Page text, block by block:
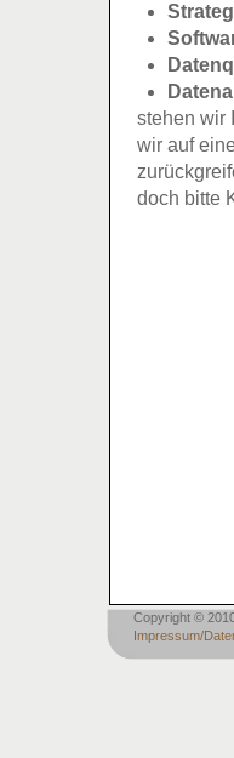
stehen wir
wir auf
doch bitte
Copyright ©
Impressum/